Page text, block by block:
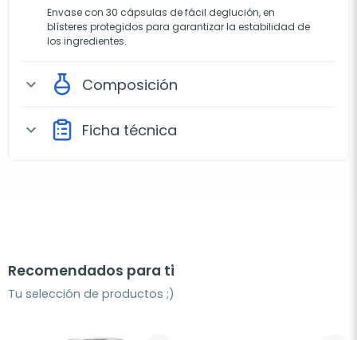
Envase con 30 cápsulas de fácil deglución, en
blísteres protegidos para garantizar la estabilidad de
los ingredientes.
expand_more Composición
expand_more Ficha técnica
Recomendados para ti
Tu selección de productos ;)